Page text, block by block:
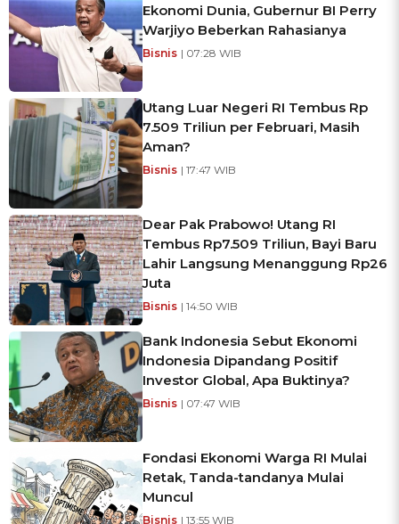
Ekonomi Dunia, Gubernur BI Perry
Warjiyo Beberkan Rahasianya
Bisnis | 07:28 WIB
Utang Luar Negeri RI Tembus Rp
7.509 Triliun per Februari, Masih
Aman?
Bisnis | 17:47 WIB
Dear Pak Prabowo! Utang RI
Tembus Rp7.509 Triliun, Bayi Baru
Lahir Langsung Menanggung Rp26
Juta
Bisnis | 14:50 WIB
Bank Indonesia Sebut Ekonomi
Indonesia Dipandang Positif
Investor Global, Apa Buktinya?
Bisnis | 07:47 WIB
Fondasi Ekonomi Warga RI Mulai
Retak, Tanda-tandanya Mulai
Muncul
Bisnis | 13:55 WIB